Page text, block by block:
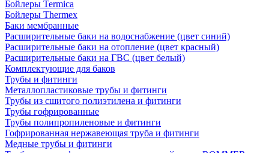
Бойлеры Termica
Бойлеры Thermex
Баки мембранные
Расширительные баки на водоснабжение (цвет синий)
Расширительные баки на отопление (цвет красный)
Расширительные баки на ГВС (цвет белый)
Комплектующие для баков
Трубы и фитинги
Металлопластиковые трубы и фитинги
Трубы из сшитого полиэтилена и фитинги
Трубы гофрированные
Трубы полипропиленовые и фитинги
Гофрированная нержавеющая труба и фитинги
Медные трубы и фитинги